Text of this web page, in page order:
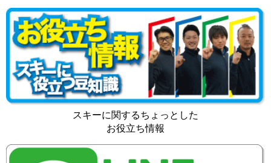
スキーに関するちょっとした
お役立ち情報